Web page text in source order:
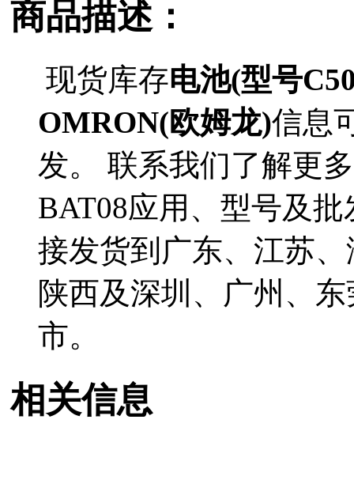
商品描述：
现货库存电池(型号
OMRON(欧姆龙)信息
发。 联系我们了解更
BAT08应用、型号及
接发货到广东、江苏
陕西及深圳、广州、
市。
相关信息